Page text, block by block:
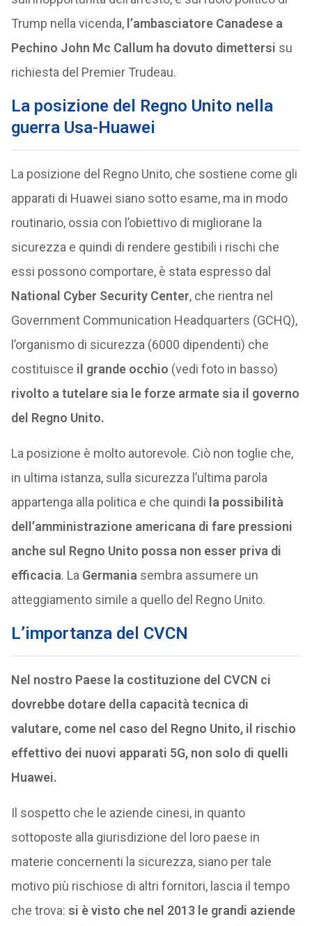
Trump nella vicenda, l’ambasciatore Canadese a
Pechino John Mc Callum ha dovuto dimettersi su
richiesta del Premier Trudeau.
La posizione del Regno Unito nella
guerra Usa-Huawei
La posizione del Regno Unito, che sostiene come gli
apparati di Huawei siano sotto esame, ma in modo
routinario, ossia con l’obiettivo di migliorane la
sicurezza e quindi di rendere gestibili i rischi che
essi possono comportare, è stata espresso dal
National Cyber Security Center, che rientra nel
Government Communication Headquarters (GCHQ),
l’organismo di sicurezza (6000 dipendenti) che
costituisce il grande occhio (vedi foto in basso)
rivolto a tutelare sia le forze armate sia il governo
del Regno Unito.
La posizione è molto autorevole. Ciò non toglie che,
in ultima istanza, sulla sicurezza l’ultima parola
appartenga alla politica e che quindi la possibilità
dell’amministrazione americana di fare pressioni
anche sul Regno Unito possa non esser priva di
efficacia. La Germania sembra assumere un
atteggiamento simile a quello del Regno Unito.
L’importanza del CVCN
Nel nostro Paese la costituzione del CVCN ci
dovrebbe dotare della capacità tecnica di
valutare, come nel caso del Regno Unito, il rischio
effettivo dei nuovi apparati 5G, non solo di quelli
Huawei.
Il sospetto che le aziende cinesi, in quanto
sottoposte alla giurisdizione del loro paese in
materie concernenti la sicurezza, siano per tale
motivo più rischiose di altri fornitori, lascia il tempo
che trova: si è visto che nel 2013 le grandi aziende